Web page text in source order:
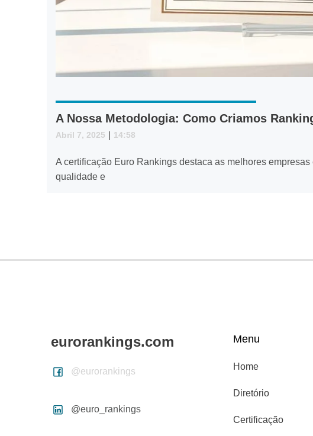
A Nossa Metodologia: Como Criamos
Abril 7, 2025 14:58
A certificação Euro Rankings destaca as melhores
qualidade e
eurorankings.com
@eurorankings
@euro_rankings
Menu
Home
Diretório
Certificação